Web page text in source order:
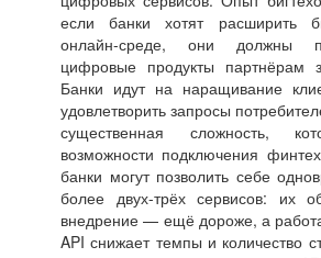
если банки хотят расширить
онлайн-среде, они должны
цифровые продукты партнёрам
Банки идут на наращивание
удовлетворить запросы
существенная сложность,
возможности подключения
банки могут позволить себе
более двух-трёх сервисов: их
внедрение — ещё дороже, а
API снижает темпы и количество